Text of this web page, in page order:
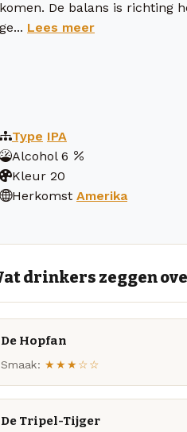
komen. De balans is richting
ge... Lees meer
Type IPA
Alcohol 6
Kleur 20
Herkomst Amerika
drinkers zeggen
De Hopfan
Smaak: ★★★☆☆
De Tripel-Tijger